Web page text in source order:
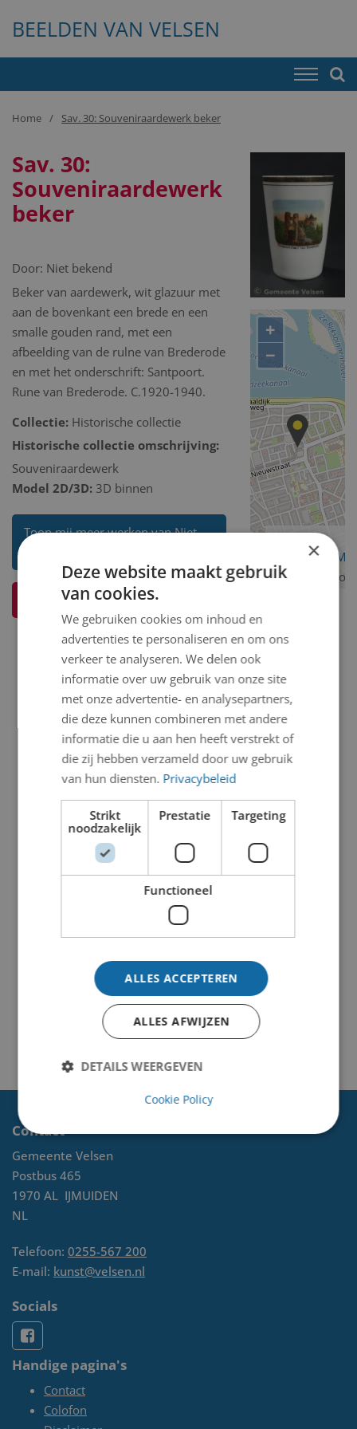
BEELDEN VAN VELSEN
Home Sav. 30: Souveniraardewerk beker
Sav. 30:
Souveniraardewerk
beker
Door: Niet bekend
Beker van aardewerk, wit glazuur met
aan de bovenkant een brede en een
smalle gouden rand, met een
afbeelding van de rulne van Brederode
en met het onderschrift: Santpoort.
Rune van Brederode. C.1920-1940.
Collectie: Historische collectie
Historische collectie omschrijving:
Souveniraardewerk
Model 2D/3D: 3D binnen
Toon mij meer werken van Niet
Ik weet meer over dit kunstwerk
+
−
Contact
Gemeente Velsen
Postbus 465
1970 AL IJMUIDEN
NL
Telefoon: 0255-567 200
E-mail: kunst@velsen.nl
Socials
Handige pagina's
Contact
Colofon
×
Deze website maakt gebruik
van cookies.
We gebruiken cookies om inhoud en
advertenties te personaliseren en om ons
verkeer te analyseren. We delen ook
informatie over uw gebruik van onze site
met onze advertentie- en analysepartners,
die deze kunnen combineren met andere
informatie die u aan hen heeft verstrekt of
die zij hebben verzameld door uw gebruik
van hun diensten. Privacybeleid
Strikt
noodzakelijk
Prestatie Targeting
Functioneel
ALLES ACCEPTEREN
ALLES AFWIJZEN
DETAILS WEERGEVEN
Cookie Policy